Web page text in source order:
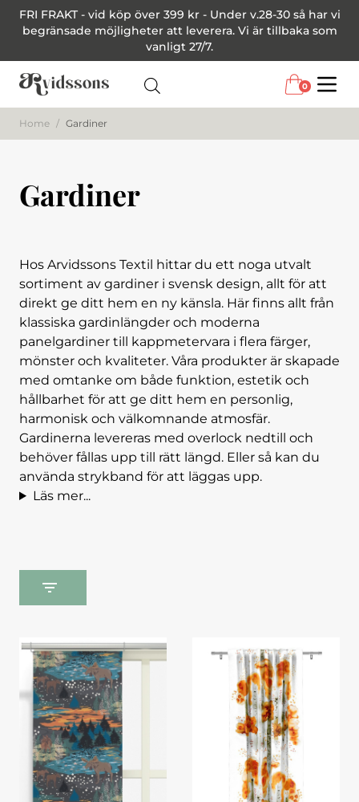
FRI FRAKT - vid köp över 399 kr - Under v.28-30 så har vi
begränsade möjligheter att leverera. Vi är tillbaka som
vanligt 27/7.
0
Home / Gardiner
Gardiner
Hos Arvidssons Textil hittar du ett noga utvalt
sortiment av gardiner i svensk design, allt för att
direkt ge ditt hem en ny känsla. Här finns allt från
klassiska gardinlängder och moderna
panelgardiner till kappmetervara i flera färger,
mönster och kvaliteter. Våra produkter är skapade
med omtanke om både funktion, estetik och
hållbarhet för att ge ditt hem en personlig,
harmonisk och välkomnande atmosfär.
Gardinerna levereras med overlock nedtill och
behöver fållas upp till rätt längd. Eller så kan du
använda strykband för att läggas upp.
Läs mer...